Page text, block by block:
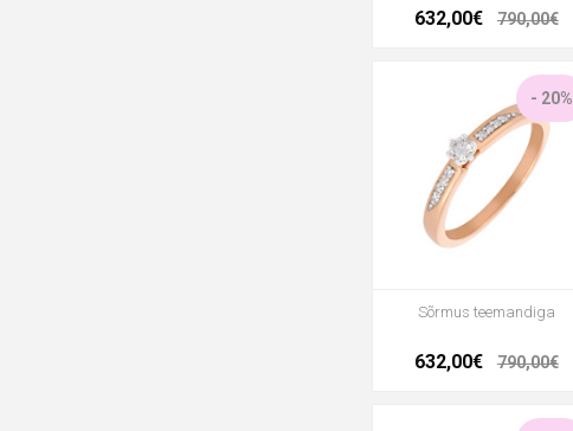
632,00€ 790,00€
- 20%
Sõrmus teemandiga
632,00€ 790,00€